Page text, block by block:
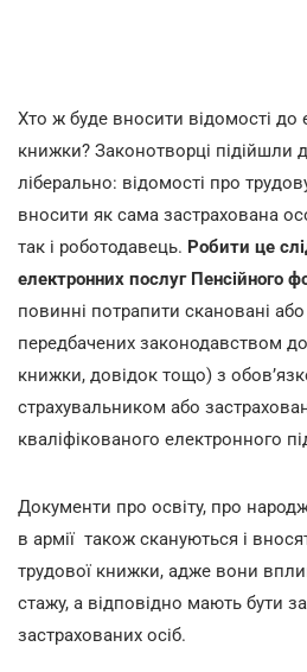
Хто ж буде вносити відомості до
книжки? Законотворці підійшли
ліберально: відомості про
вносити як сама застрахована
так і роботодавець. Робити це
електронних послуг Пенсійного
повинні потрапити скановані
передбачених законодавством
книжки, довідок тощо) з
страхувальником або
кваліфікованого електронного
Документи про освіту, про
в армії також скануються і
трудової книжки, адже вони
стажу, а відповідно мають бути
застрахованих осіб.